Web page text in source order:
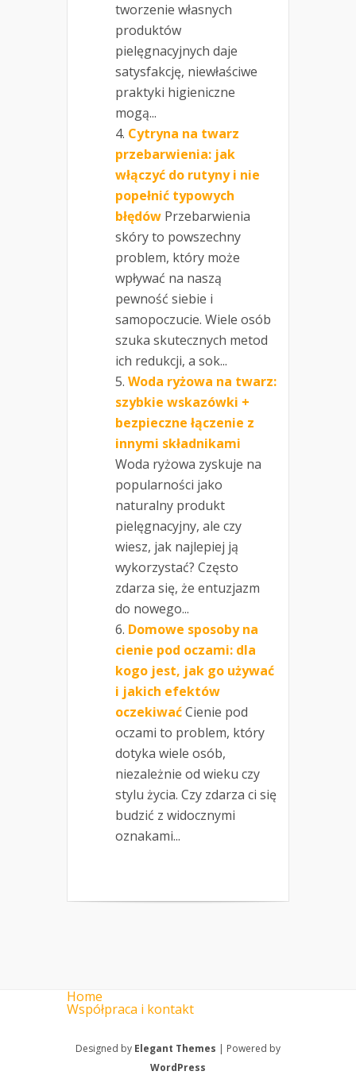
tworzenie własnych
produktów
pielęgnacyjnych daje
satysfakcję, niewłaściwe
praktyki higieniczne
mogą...
Cytryna na twarz
przebarwienia: jak
włączyć do rutyny i nie
popełnić typowych
błędów Przebarwienia
skóry to powszechny
problem, który może
wpływać na naszą
pewność siebie i
samopoczucie. Wiele osób
szuka skutecznych metod
ich redukcji, a sok...
Woda ryżowa na twarz:
szybkie wskazówki +
bezpieczne łączenie z
innymi składnikami
Woda ryżowa zyskuje na
popularności jako
naturalny produkt
pielęgnacyjny, ale czy
wiesz, jak najlepiej ją
wykorzystać? Często
zdarza się, że entuzjazm
do nowego...
Domowe sposoby na
cienie pod oczami: dla
kogo jest, jak go używać
i jakich efektów
oczekiwaćCienie pod
oczami to problem, który
dotyka wiele osób,
niezależnie od wieku czy
stylu życia. Czy zdarza ci się
budzić z widocznymi
oznakami...
Home
Współpraca i kontakt
Designed by Elegant Themes | Powered by
WordPress